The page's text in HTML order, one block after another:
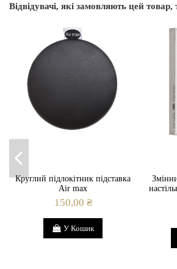
Країна виробник
Відвідувачі, які замовляють цей
Круглий підлокітник підставка
Air max
150,00 ₴
У Кошик